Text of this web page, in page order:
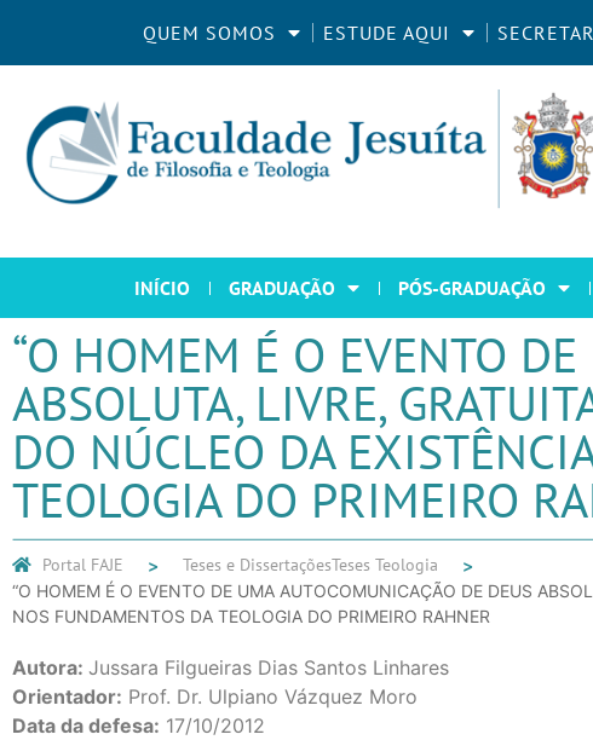
QUEM SOMOS ESTUDE AQUI
INÍCIO GRADUAÇÃO PÓS-GRADUAÇÃO
“O HOMEM É O EVENTO
ABSOLUTA, LIVRE,
DO NÚCLEO DA
TEOLOGIA DO PRIMEIRO
Portal FAJE Teses e DissertaçõesTeses Teologia
“O HOMEM É O EVENTO DE UMA AUTOCOMUNICAÇÃO DE DEUS
NOS FUNDAMENTOS DA TEOLOGIA DO PRIMEIRO RAHNER
Autora: Jussara Filgueiras Dias Santos Linhares
Orientador: Prof. Dr. Ulpiano Vázquez Moro
Data da defesa: 17/10/2012